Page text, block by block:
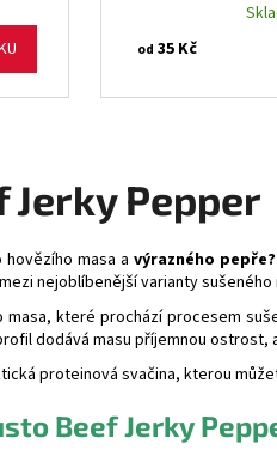
Jerky Pepper
masa a výrazného pepře?
nejoblíbenější varianty
které prochází procesem
dodává masu příjemnou
proteinová svačina, kterou
Beef Jerky
od 35 Kč